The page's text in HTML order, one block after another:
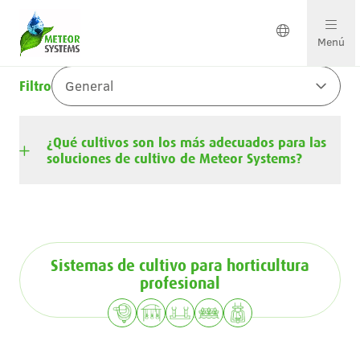
Menú
Soluciones por cultivo
Sobre nosotros
Nuestro equipo
Filtro General
¿Qué cultivos son los más adecuados para las
soluciones de cultivo de Meteor Systems?
Sistemas de cultivo para horticultura
profesional